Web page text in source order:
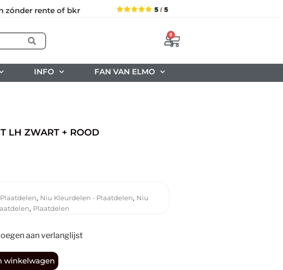
zónder rente of bkr
0
INFO FAN VAN ELMO
LH ZWART + ROOD
, Niu Kleurdelen - Plaatdelen, Niu
, Plaatdelen
aan verlanglijst
winkelwagen